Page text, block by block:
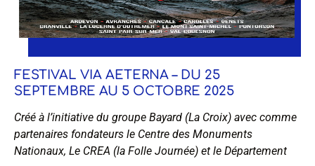
FESTIVAL VIA AETERNA – DU 25
SEPTEMBRE AU 5 OCTOBRE 2025
Créé à l’initiative du groupe Bayard (La Croix) avec comme
partenaires fondateurs le Centre des Monuments
Nationaux, Le CREA (la Folle Journée) et le Département